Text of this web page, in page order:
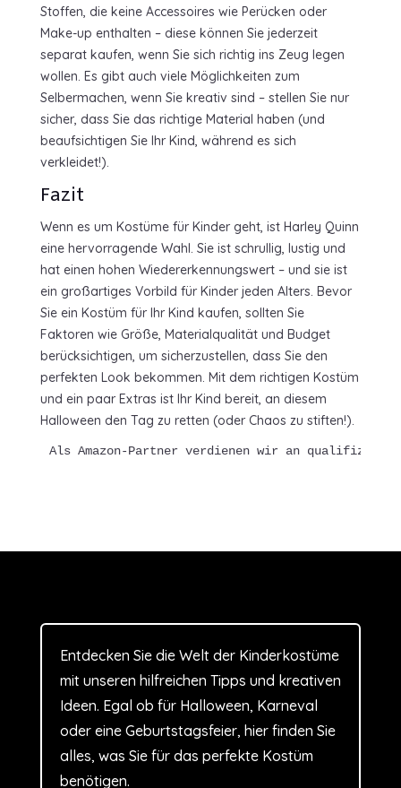
Stoffen, die keine Accessoires wie Perücken oder
Make-up enthalten – diese können Sie jederzeit
separat kaufen, wenn Sie sich richtig ins Zeug legen
wollen. Es gibt auch viele Möglichkeiten zum
Selbermachen, wenn Sie kreativ sind – stellen Sie nur
sicher, dass Sie das richtige Material haben (und
beaufsichtigen Sie Ihr Kind, während es sich
verkleidet!).
Fazit
Wenn es um Kostüme für Kinder geht, ist Harley Quinn
eine hervorragende Wahl. Sie ist schrullig, lustig und
hat einen hohen Wiedererkennungswert – und sie ist
ein großartiges Vorbild für Kinder jeden Alters. Bevor
Sie ein Kostüm für Ihr Kind kaufen, sollten Sie
Faktoren wie Größe, Materialqualität und Budget
berücksichtigen, um sicherzustellen, dass Sie den
perfekten Look bekommen. Mit dem richtigen Kostüm
und ein paar Extras ist Ihr Kind bereit, an diesem
Halloween den Tag zu retten (oder Chaos zu stiften!).
Als Amazon-Partner verdienen wir an
Entdecken Sie die Welt der Kinderkostüme
mit unseren hilfreichen Tipps und kreativen
Ideen. Egal ob für Halloween, Karneval
oder eine Geburtstagsfeier, hier finden Sie
alles, was Sie für das perfekte Kostüm
benötigen.